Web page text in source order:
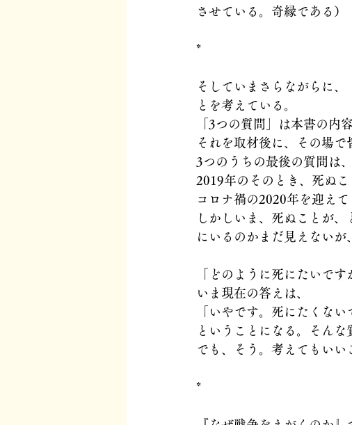
させている。奇縁である）
*
そしていまさらながらに
とを考えている。
「3つの質問」は本書の内
それを取材後に、その場で
3つのうちの最後の質問は
2019年のそのとき、死ぬ
コロナ禍の2020年を迎え
しかしいま、死ぬことが
にいるのかまだ見えないが
「どのように死にたいです
いま現在の答えは、
「いやです。死にたくない
ということになる。そん
でも、そう。考えてもいい
*